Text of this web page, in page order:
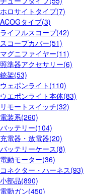
ホロサイトタイプ(7)
ACOGタイプ(3)
ライフルスコープ(42)
スコープカバー(51)
マグニファイヤー(11)
照準器アクセサリー(6)
銃架(53)
ウェポンライト(110)
ウエポンライト本体(83)
リモートスイッチ(32)
電装系(260)
バッテリー(104)
充電器・放電器(20)
バッテリーケース(8)
電動モーター(36)
コネクター・ハーネス(93)
小部品(890)
電動ガン(450)